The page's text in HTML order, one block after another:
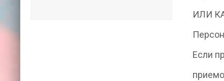
ИЛИ
Если